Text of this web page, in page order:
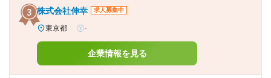
株式会社伸幸 求人募集中
東京都 -
企業情報を見る